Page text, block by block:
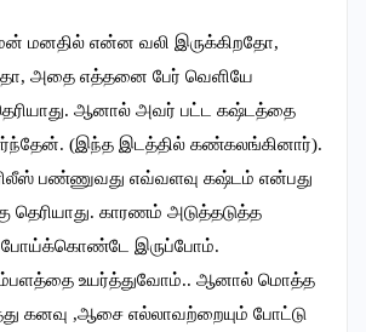
மனதில் என்ன வலி இருக்கிறதோ,
அதை எத்தனை பேர் வெளியே
ஆனால் அவர் பட்ட கஷ்டத்தை
(இந்த இடத்தில் கண்கலங்கினார்).
ரிலீஸ் பண்ணுவது எவ்வளவு கஷ்டம் என்பது
தெரியாது. காரணம் அடுத்தடுத்த
போய்க்கொண்டே இருப்போம்.
உயர்த்துவோம்.. ஆனால் மொத்த
கனவு ,ஆசை எல்லாவற்றையும் போட்டு